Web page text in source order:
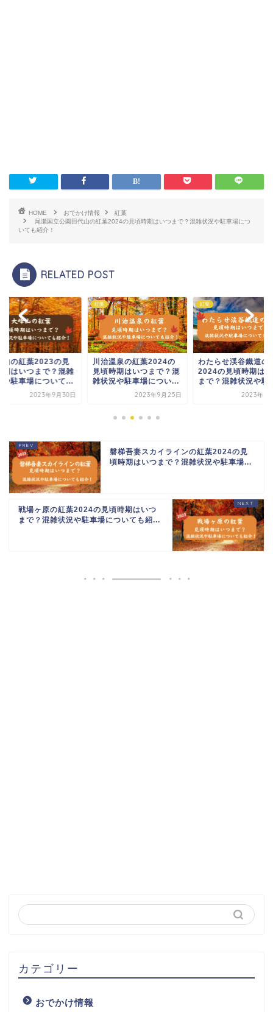
HOME おでかけ情報
紅葉
尾瀬国立公園田代山の紅葉2024の見頃時期はいつまで？混雑状況や駐車場につ
いても紹介！
RELATED POST
山の紅葉2023の見
期はいつまで？混雑
や駐車場について...
2023年9月30日
紅葉
川治温泉の紅葉2024の
見頃時期はいつまで？混
雑状況や駐車場につい...
2023年9月25日
紅葉
わたらせ渓谷鐵道の
2024の見頃時期は
まで？混雑状況や駐
2023年9
磐梯吾妻スカイラインの紅葉2024の見
頃時期はいつまで？混雑状況や駐車場...
戦場ヶ原の紅葉2024の見頃時期はいつ
まで？混雑状況や駐車場についても紹...
カテゴリー
おでかけ情報